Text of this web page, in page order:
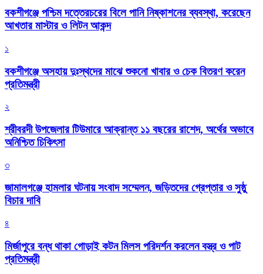
বকশীগঞ্জে পশ্চিম দত্তেরচরের বিলে পানি নিষ্কাশনের ব্যবস্থা, করেছেন
আখতার মাস্টার ও লিটন আকন্দ
১
বকশীগঞ্জে অসহায় দুঃস্থদের মাঝে শুকনো খাবার ও চেক বিতরণ করেন
প্রতিমন্ত্রী
২
শ্রীবরদী উপজেলার টিউমারে আক্রান্ত ১১ বছরের রাশেদ, অর্থের অভাবে
অনিশ্চিত চিকিৎসা
৩
জামালগঞ্জে হামলার ঘটনায় সংবাদ সম্মেলন, জড়িতদের গ্রেপ্তার ও সুষ্ঠু
বিচার দাবি
৪
মির্জাপুরে বন্ধ থাকা গোড়াই কটন মিলস পরিদর্শন করলেন বস্ত্র ও পাট
প্রতিমন্ত্রী